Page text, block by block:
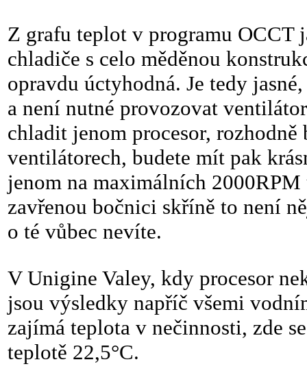
Z grafu teplot v programu OCCT
chladiče s celo měděnou
opravdu úctyhodná. Je tedy
a není nutné provozovat
chladit jenom procesor,
ventilátorech, budete mít pak
jenom na maximálních
zavřenou bočnici skříně to není
o té vůbec nevíte.
V Unigine Valey, kdy procesor
jsou výsledky napříč všemi
zajímá teplota v nečinnosti, zde
teplotě 22,5°C.